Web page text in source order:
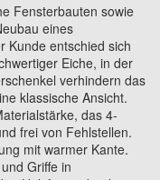
Fensterbauten sowie
eines
Kunde entschied sich
Eiche, in der
verhindern das
klassische Ansicht.
das 4-
frei von Fehlstellen.
mit warmer Kante.
Griffe in